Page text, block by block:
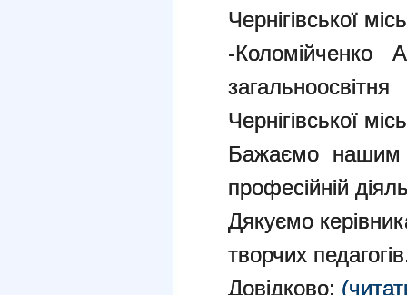
Чернігівської
-Коломійченко
Чернігівської
Бажаємо нашим
професійній
Дякуємо
творчих
Довідково: